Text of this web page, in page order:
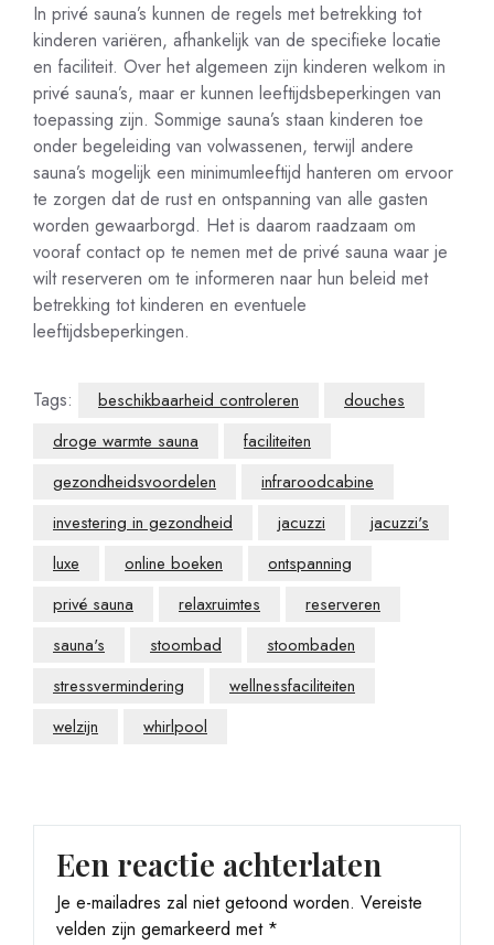
In privé sauna’s kunnen de regels met betrekking tot
kinderen variëren, afhankelijk van de specifieke locatie
en faciliteit. Over het algemeen zijn kinderen welkom in
privé sauna’s, maar er kunnen leeftijdsbeperkingen van
toepassing zijn. Sommige sauna’s staan kinderen toe
onder begeleiding van volwassenen, terwijl andere
sauna’s mogelijk een minimumleeftijd hanteren om ervoor
te zorgen dat de rust en ontspanning van alle gasten
worden gewaarborgd. Het is daarom raadzaam om
vooraf contact op te nemen met de privé sauna waar je
wilt reserveren om te informeren naar hun beleid met
betrekking tot kinderen en eventuele
leeftijdsbeperkingen.
Tags: beschikbaarheid controleren
douches
droge warmte sauna
faciliteiten
gezondheidsvoordelen
infraroodcabine
investering in gezondheid
jacuzzi
jacuzzi's
luxe
online boeken
ontspanning
privé sauna
relaxruimtes
reserveren
sauna's
stoombad
stoombaden
stressvermindering
wellnessfaciliteiten
welzijn
whirlpool
Een reactie achterlaten
Je e-mailadres zal niet getoond worden. Vereiste
velden zijn gemarkeerd met *